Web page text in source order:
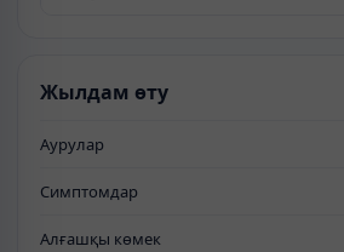
Жылдам өту
Аурулар
Симптомдар
Алғашқы көмек